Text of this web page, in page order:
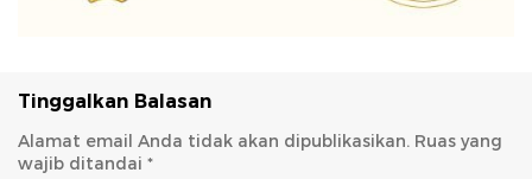
Tinggalkan Balasan
Alamat email Anda tidak akan dipublikasikan. Ruas yang
wajib ditandai *